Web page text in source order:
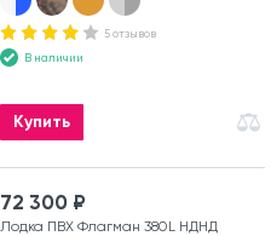
5 отзывов
В наличии
Купить
72 300 ₽
Лодка ПВХ Флагман 380L НДНД